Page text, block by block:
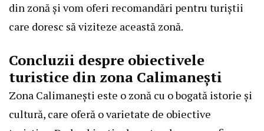
din zonă și vom oferi recomandări pentru turiștii
care doresc să viziteze această zonă.
Concluzii despre obiectivele
turistice din zona Calimanești
Zona Calimanești este o zonă cu o bogată istorie și
cultură, care oferă o varietate de obiective